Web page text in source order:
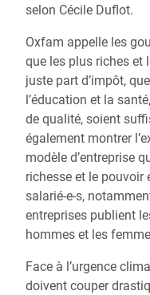
selon Cécile Duflot.
Oxfam appelle les
que les plus riches et
juste part d’impôt,
l’éducation et la
de qualité, soient
également montrer
modèle d’entreprise
richesse et le pouvoir
salarié-e-s,
entreprises publient
hommes et les
Face à l’urgence
doivent couper